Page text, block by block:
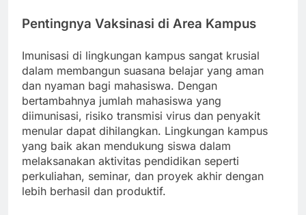
Pentingnya Vaksinasi di Area Kampus
Imunisasi di lingkungan kampus sangat krusial
dalam membangun suasana belajar yang aman
dan nyaman bagi mahasiswa. Dengan
bertambahnya jumlah mahasiswa yang
diimunisasi, risiko transmisi virus dan penyakit
menular dapat dihilangkan. Lingkungan kampus
yang baik akan mendukung siswa dalam
melaksanakan aktivitas pendidikan seperti
perkuliahan, seminar, dan proyek akhir dengan
lebih berhasil dan produktif.